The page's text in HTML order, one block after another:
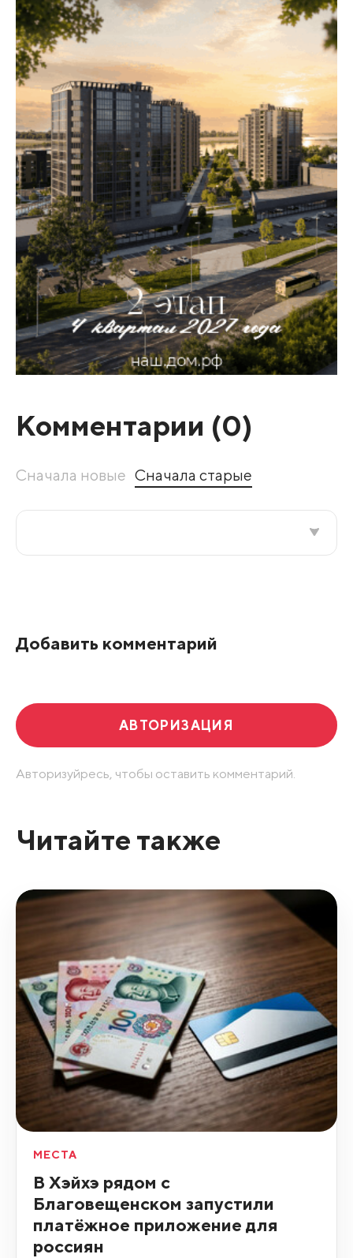
Комментарии (0)
Сначала новые Сначала старые
Добавить комментарий
АВТОРИЗАЦИЯ
Авторизуйресь, чтобы оставить комментарий.
Читайте также
МЕСТА
В Хэйхэ рядом с
Благовещенском запустили
платёжное приложение для
россиян